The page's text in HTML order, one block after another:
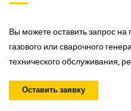
Вы можете оставить запрос на
газового или сварочного
технического обслуживания,
Оставить заявку